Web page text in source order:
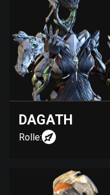
DAGATH
Rolle: